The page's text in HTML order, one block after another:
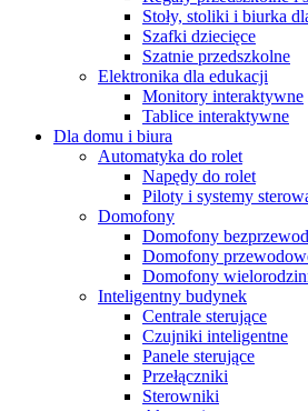
Stoły, stoliki i biurka
Szafki dziecięce
Szatnie przedszkolne
Elektronika dla edukacji
Monitory interaktywne
Tablice interaktywne
Dla domu i biura
Automatyka do rolet
Napędy do rolet
Piloty i systemy
Domofony
Domofony
Domofony
Domofony
Inteligentny budynek
Centrale sterujące
Czujniki inteligentne
Panele sterujące
Przełączniki
Sterowniki